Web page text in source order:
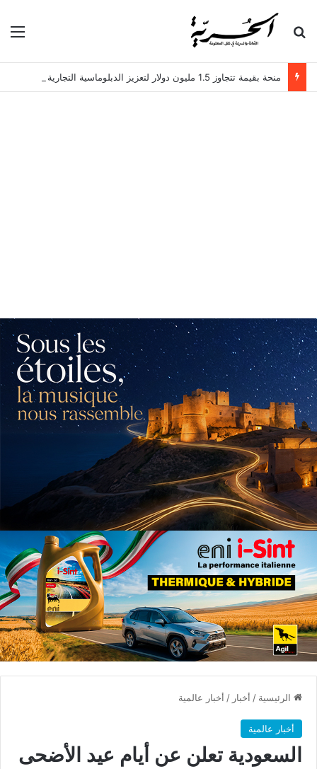
بحث عن
الرئيسية / أخبار / أخبار عالمية
أخبار عالمية
السعودية تعلن عن أيام عيد الأضحى